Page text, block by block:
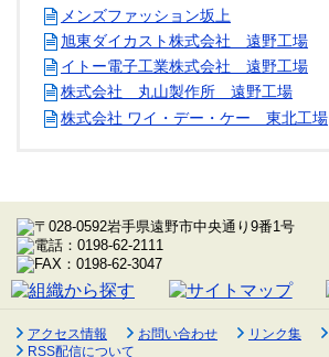
メンズファッション坂上
旭東ダイカスト株式会社 遠野工場
イトー電子工業株式会社 遠野工場
株式会社 丸山製作所 遠野工場
株式会社 ワイ・デー・ケー 東北工場
アクセス情報 お問い合わせ リンク集
RSS配信について